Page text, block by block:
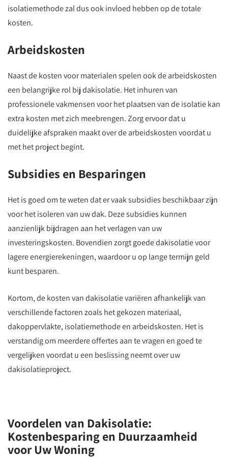
isolatiemethode zal dus ook invloed hebben op de totale
kosten.
Arbeidskosten
Naast de kosten voor materialen spelen ook de arbeidskosten
een belangrijke rol bij dakisolatie. Het inhuren van
professionele vakmensen voor het plaatsen van de isolatie kan
extra kosten met zich meebrengen. Zorg ervoor dat u
duidelijke afspraken maakt over de arbeidskosten voordat u
met het project begint.
Subsidies en Besparingen
Het is goed om te weten dat er vaak subsidies beschikbaar zijn
voor het isoleren van uw dak. Deze subsidies kunnen
aanzienlijk bijdragen aan het verlagen van uw
investeringskosten. Bovendien zorgt goede dakisolatie voor
lagere energierekeningen, waardoor u op lange termijn geld
kunt besparen.
Kortom, de kosten van dakisolatie variëren afhankelijk van
verschillende factoren zoals het gekozen materiaal,
dakoppervlakte, isolatiemethode en arbeidskosten. Het is
verstandig om meerdere offertes aan te vragen en goed te
vergelijken voordat u een beslissing neemt over uw
dakisolatieproject.
Voordelen van Dakisolatie:
Kostenbesparing en Duurzaamheid
voor Uw Woning